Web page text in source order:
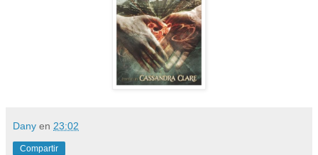
Dany en 23:02
Compartir